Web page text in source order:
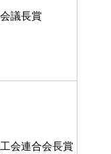
議長賞
会連合会長賞